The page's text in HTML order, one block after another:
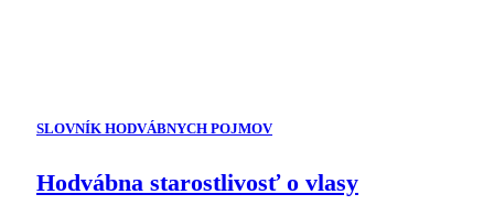
SLOVNÍK HODVÁBNYCH POJMOV
Hodvábna starostlivosť o vlasy